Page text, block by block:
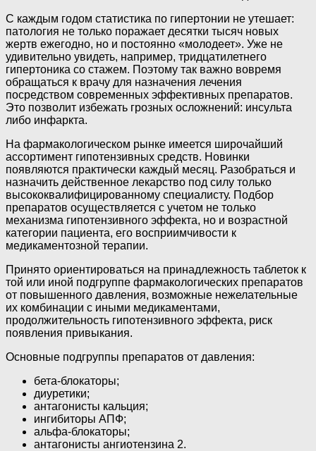
С каждым годом статистика по гипертонии не утешает:
патология не только поражает десятки тысяч новых
жертв ежегодно, но и постоянно «молодеет». Уже не
удивительно увидеть, например, тридцатилетнего
гипертоника со стажем. Поэтому так важно вовремя
обращаться к врачу для назначения лечения
посредством современных эффективных препаратов.
Это позволит избежать грозных осложнений: инсульта
либо инфаркта.
На фармакологическом рынке имеется широчайший
ассортимент гипотензивных средств. Новинки
появляются практически каждый месяц. Разобраться и
назначить действенное лекарство под силу только
высококвалифицированному специалисту. Подбор
препаратов осуществляется с учетом не только
механизма гипотензивного эффекта, но и возрастной
категории пациента, его восприимчивости к
медикаментозной терапии.
Принято ориентироваться на принадлежность таблеток к
той или иной подгруппе фармакологических препаратов
от повышенного давления, возможные нежелательные
их комбинации с иными медикаментами,
продолжительность гипотензивного эффекта, риск
появления привыкания.
Основные подгруппы препаратов от давления:
бета-блокаторы;
диуретики;
антагонисты кальция;
ингибиторы АПФ;
альфа-блокаторы;
антагонисты ангиотензина 2.